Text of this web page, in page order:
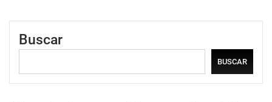
Buscar
BUSCAR